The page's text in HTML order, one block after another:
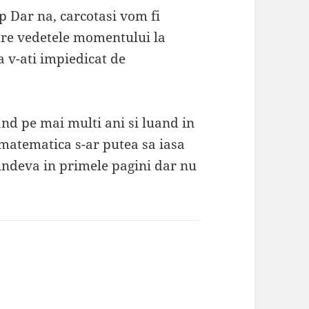
Dar na, carcotasi vom fi
vedetele momentului la
v-ati impiedicat de
pe mai multi ani si luand in
s-ar putea sa iasa
in primele pagini dar nu